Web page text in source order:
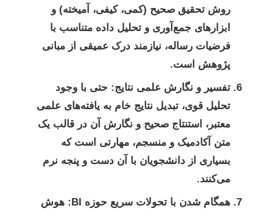
روش تحقیق صحیح (کمی، کیفی، آمیخته) و
ابزارهای جمع‌آوری و تحلیل داده متناسب با
فرضیات رساله، نیازمند درک عمیقی از مبانی
پژوهش است.
تفسیر و نگارش علمی نتایج: حتی با وجود
تحلیل قوی، تبدیل نتایج خام به یافته‌های علمی
معتبر، استنتاج صحیح و نگارش آن در قالب یک
متن آکادمیک و منسجم، مهارتی است که
بسیاری از دانشجویان با آن دست و پنجه نرم
می‌کنند.
همگام شدن با تحولات سریع حوزه BI:
هوش